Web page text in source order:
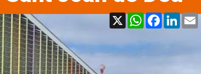
X WhatsApp
Facebook